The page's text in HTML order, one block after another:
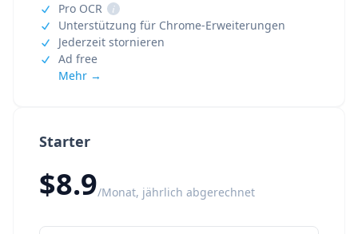
Starter
$8.9/Monat, jährlich abgerechnet
Pro OCR
i
Unterstützung für Chrome-Erweiterungen
Jederzeit stornieren
Ad free
Mehr →